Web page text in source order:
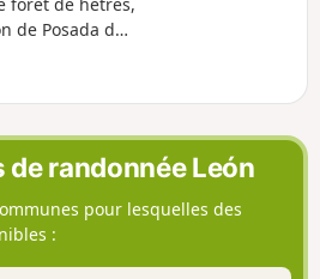
de Posada de
les
du Canal de
de Congosto.
site de
est perché le
randonnée León
pour lesquelles des
: